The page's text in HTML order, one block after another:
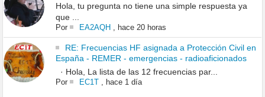
Hola, tu pregunta no tiene una simple respuesta ya
que ...
Por EA2AQH, hace 20 horas
RE: Frecuencias HF asignada a Protección Civil en
España - REMER - emergencias - radioaficionados
· Hola, La lista de las 12 frecuencias par...
Por EC1T, hace 1 día